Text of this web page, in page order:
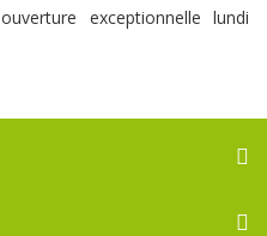
ouverture exceptionnelle lundi